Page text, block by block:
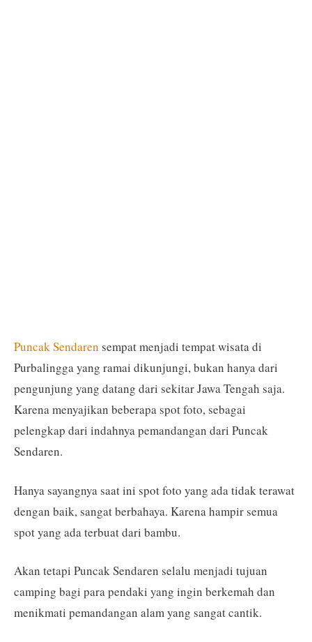
Puncak Sendaren sempat menjadi tempat wisata di
Purbalingga yang ramai dikunjungi, bukan hanya dari
pengunjung yang datang dari sekitar Jawa Tengah saja.
Karena menyajikan beberapa spot foto, sebagai
pelengkap dari indahnya pemandangan dari Puncak
Sendaren.
Hanya sayangnya saat ini spot foto yang ada tidak terawat
dengan baik, sangat berbahaya. Karena hampir semua
spot yang ada terbuat dari bambu.
Akan tetapi Puncak Sendaren selalu menjadi tujuan
camping bagi para pendaki yang ingin berkemah dan
menikmati pemandangan alam yang sangat cantik.